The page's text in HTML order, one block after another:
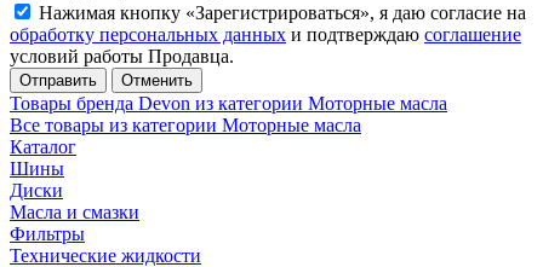
Нажимая кнопку «Зарегистрироваться», я даю согласие на
обработку персональных данных и подтверждаю соглашение
условий работы Продавца.
Отменить
Товары бренда Devon из категории Моторные масла
Все товары из категории Моторные масла
Каталог
Шины
Диски
Масла и смазки
Фильтры
Технические жидкости